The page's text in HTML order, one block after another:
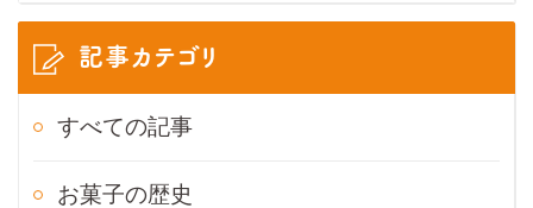
記事カテゴリ
すべての記事
お菓子の歴史